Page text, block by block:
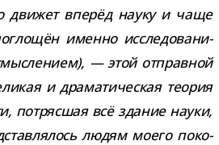
дви­жет впе­рёд науку и чаще
именно иссле­до­ва­ни­
— этой отправ­ной
и дра­ма­ти­че­ская тео­рия
потряс­шая всё зда­ние науки,
людям моего поко­